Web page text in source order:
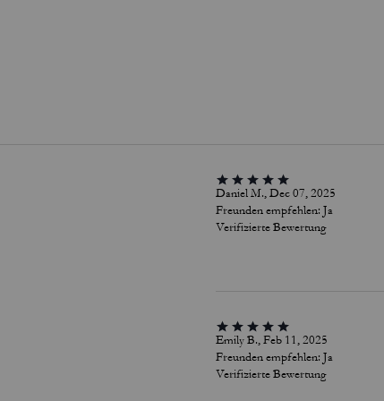
Daniel M., Dec 07, 2025
Freunden empfehlen: Ja
Verifizierte Bewertung
Emily B., Feb 11, 2025
Freunden empfehlen: Ja
Verifizierte Bewertung